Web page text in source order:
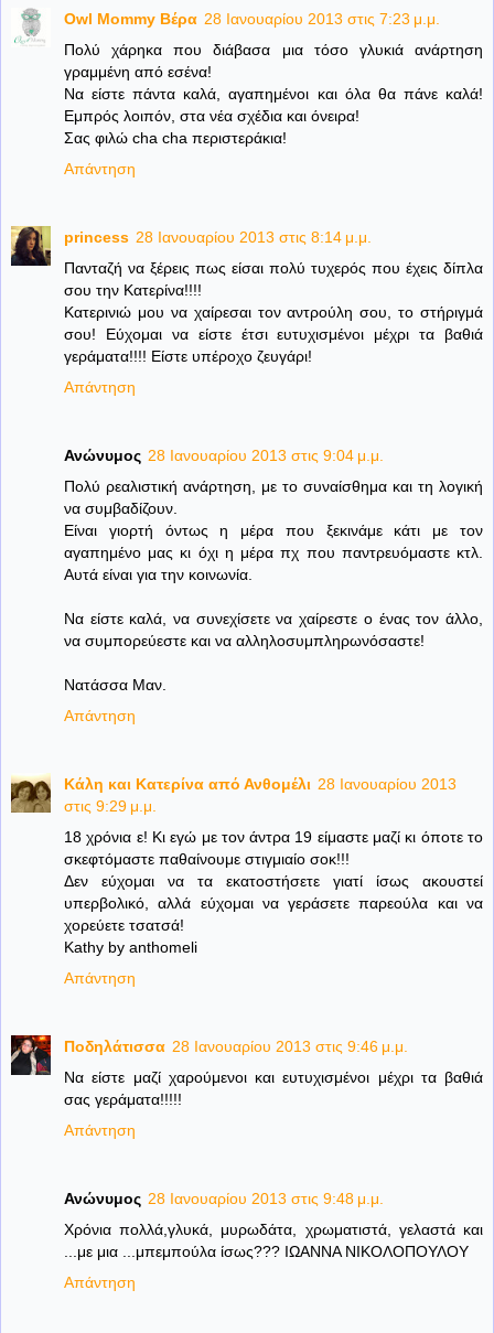
Owl Mommy Βέρα 28 Ιανουαρίου 2013 στις 7:23 μ.μ.
Πολύ χάρηκα που διάβασα μια τόσο γλυκιά ανάρτηση
γραμμένη από εσένα!
Να είστε πάντα καλά, αγαπημένοι και όλα θα πάνε καλά!
Εμπρός λοιπόν, στα νέα σχέδια και όνειρα!
Σας φιλώ cha cha περιστεράκια!
Απάντηση
princess 28 Ιανουαρίου 2013 στις 8:14 μ.μ.
Πανταζή να ξέρεις πως είσαι πολύ τυχερός που έχεις δίπλα
σου την Κατερίνα!!!!
Κατερινιώ μου να χαίρεσαι τον αντρούλη σου, το στήριγμά
σου! Εύχομαι να είστε έτσι ευτυχισμένοι μέχρι τα βαθιά
γεράματα!!!! Είστε υπέροχο ζευγάρι!
Απάντηση
Ανώνυμος 28 Ιανουαρίου 2013 στις 9:04 μ.μ.
Πολύ ρεαλιστική ανάρτηση, με το συναίσθημα και τη λογική
να συμβαδίζουν.
Είναι γιορτή όντως η μέρα που ξεκινάμε κάτι με τον
αγαπημένο μας κι όχι η μέρα πχ που παντρευόμαστε κτλ.
Αυτά είναι για την κοινωνία.
Να είστε καλά, να συνεχίσετε να χαίρεστε ο ένας τον άλλο,
να συμπορεύεστε και να αλληλοσυμπληρωνόσαστε!
Νατάσσα Μαν.
Απάντηση
Κάλη και Κατερίνα από Ανθομέλι 28 Ιανουαρίου 2013
στις 9:29 μ.μ.
18 χρόνια ε! Κι εγώ με τον άντρα 19 είμαστε μαζί κι όποτε το
σκεφτόμαστε παθαίνουμε στιγμιαίο σοκ!!!
Δεν εύχομαι να τα εκατοστήσετε γιατί ίσως ακουστεί
υπερβολικό, αλλά εύχομαι να γεράσετε παρεούλα και να
χορεύετε τσατσά!
Kathy by anthomeli
Απάντηση
Ποδηλάτισσα 28 Ιανουαρίου 2013 στις 9:46 μ.μ.
Να είστε μαζί χαρούμενοι και ευτυχισμένοι μέχρι τα βαθιά
σας γεράματα!!!!!
Απάντηση
Ανώνυμος 28 Ιανουαρίου 2013 στις 9:48 μ.μ.
Χρόνια πολλά,γλυκά, μυρωδάτα, χρωματιστά, γελαστά και
...με μια ...μπεμπούλα ίσως??? ΙΩΑΝΝΑ ΝΙΚΟΛΟΠΟΥΛΟΥ
Απάντηση